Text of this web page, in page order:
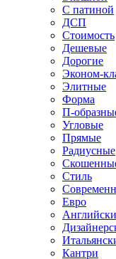
С патиной
ДСП
Стоимость
Дешевые
Дорогие
Эконом-
Элитные
Форма
П-
Угловые
Прямые
Радиусные
Стиль
Евро
Кантри